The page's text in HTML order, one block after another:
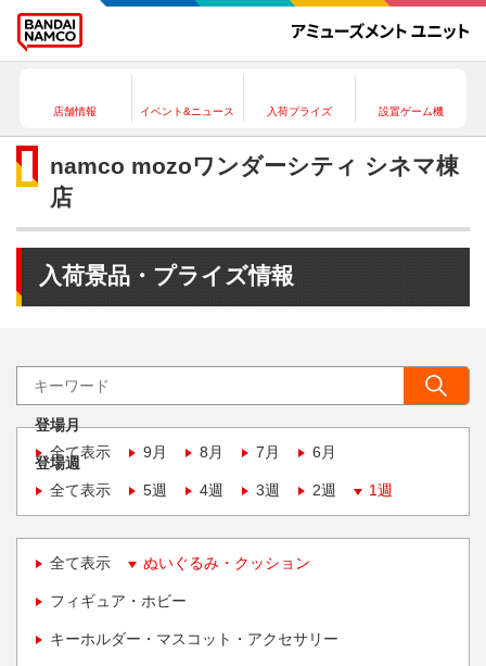
店舗情報 イベント&ニュース 入荷プライズ 設置ゲーム機
namco mozoワンダーシティ シネマ棟
店
入荷景品・プライズ情報
登場月
全て表示
9月 8月 7月 6月
登場週
全て表示
5週 4週 3週 2週 1週
全て表示 ぬいぐるみ・クッション
フィギュア・ホビー
キーホルダー・マスコット・アクセサリー